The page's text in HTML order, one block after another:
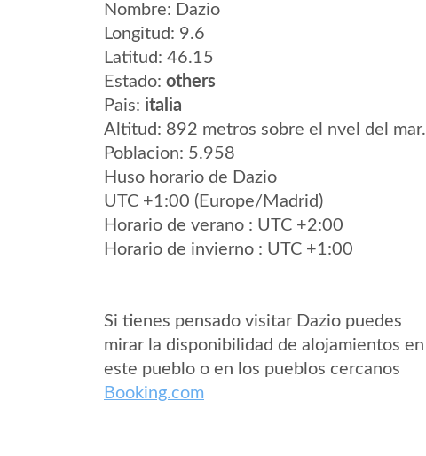
Nombre: Dazio
Longitud: 9.6
Latitud: 46.15
Estado: others
Pais: italia
Altitud: 892 metros sobre el nvel del mar.
Poblacion: 5.958
Huso horario de Dazio
UTC +1:00 (Europe/Madrid)
Horario de verano : UTC +2:00
Horario de invierno : UTC +1:00
Si tienes pensado visitar Dazio puedes
mirar la disponibilidad de alojamientos en
este pueblo o en los pueblos cercanos
Booking.com